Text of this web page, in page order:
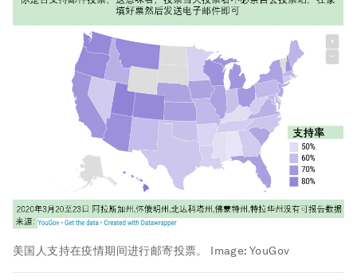
美国人支持在疫情期间进行邮寄投票。 Image:YouGov